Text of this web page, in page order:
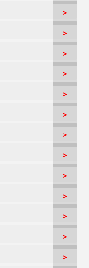
>
>
>
>
>
>
>
>
>
>
>
>
>